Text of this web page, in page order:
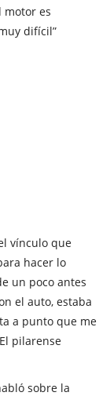
es
difícil”
vínculo que
hacer lo
un poco antes
el auto, estaba
a punto que me
pilarense
sobre la